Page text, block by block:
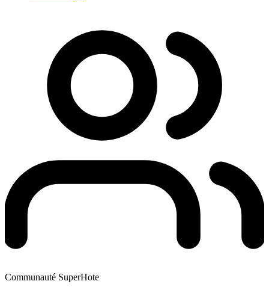
Communauté SuperHote